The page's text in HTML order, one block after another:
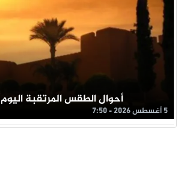
أحوال الطقس المرتقبة اليوم
5 أغسطس 2026 - 7:50